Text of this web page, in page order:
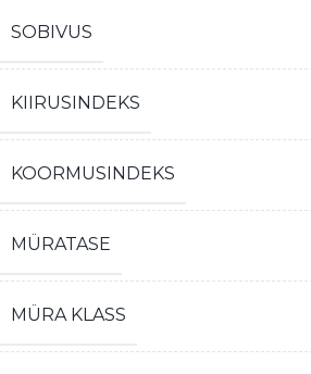
SOBIVUS
KIIRUSINDEKS
KOORMUSINDEKS
MÜRATASE
MÜRA KLASS